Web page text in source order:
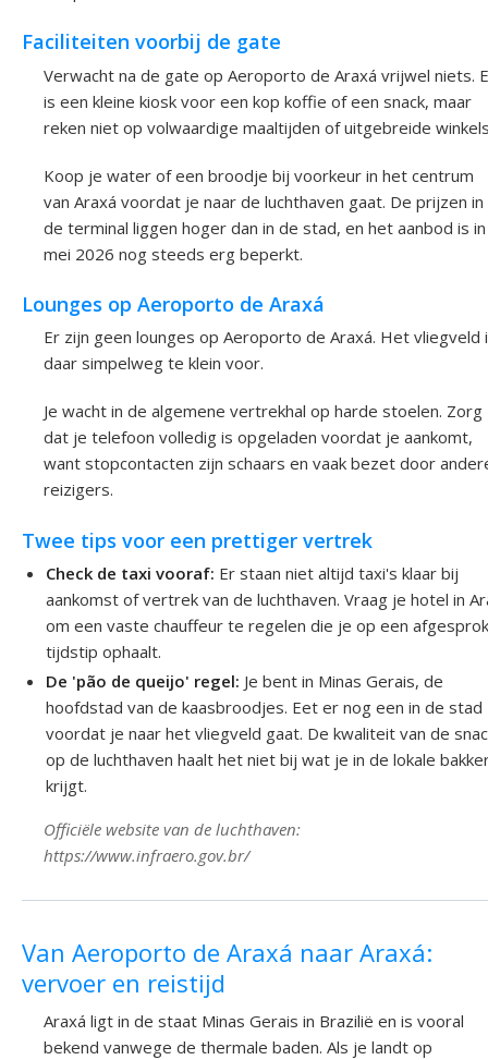
Faciliteiten voorbij de gate
Verwacht na de gate op Aeroporto de Araxá vrijwel niets.
is een kleine kiosk voor een kop koffie of een snack, maar
reken niet op volwaardige maaltijden of uitgebreide
Koop je water of een broodje bij voorkeur in het centrum
van Araxá voordat je naar de luchthaven gaat. De prijzen in
de terminal liggen hoger dan in de stad, en het aanbod is in
mei 2026 nog steeds erg beperkt.
Lounges op Aeroporto de Araxá
Er zijn geen lounges op Aeroporto de Araxá. Het vliegveld
daar simpelweg te klein voor.
Je wacht in de algemene vertrekhal op harde stoelen. Zorg
dat je telefoon volledig is opgeladen voordat je aankomt,
want stopcontacten zijn schaars en vaak bezet door
reizigers.
Twee tips voor een prettiger vertrek
Check de taxi vooraf: Er staan niet altijd taxi's klaar bij
aankomst of vertrek van de luchthaven. Vraag je hotel in
om een vaste chauffeur te regelen die je op een
tijdstip ophaalt.
De 'pão de queijo' regel: Je bent in Minas Gerais, de
hoofdstad van de kaasbroodjes. Eet er nog een in de stad
voordat je naar het vliegveld gaat. De kwaliteit van de
op de luchthaven haalt het niet bij wat je in de lokale
krijgt.
Officiële website van de luchthaven:
https://www.infraero.gov.br/
Van Aeroporto de Araxá naar Araxá:
vervoer en reistijd
Araxá ligt in de staat Minas Gerais in Brazilië en is vooral
bekend vanwege de thermale baden. Als je landt op